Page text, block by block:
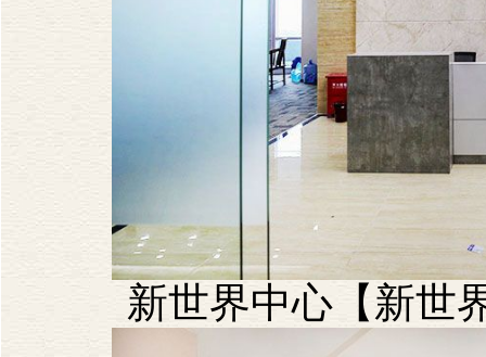
新世界中心【新世